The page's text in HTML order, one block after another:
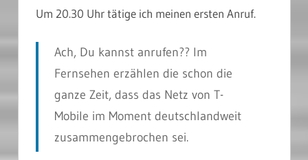
Um 20.30 Uhr tätige ich meinen ersten Anruf.
Ach, Du kannst anrufen?? Im
Fernsehen erzählen die schon die
ganze Zeit, dass das Netz von T-
Mobile im Moment deutschlandweit
zusammengebrochen sei.